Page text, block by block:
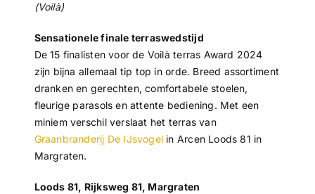
(Voilà)
Sensationele finale terraswedstijd
De 15 finalisten voor de Voilà terras Award 2024
zijn bijna allemaal tip top in orde. Breed assortiment
dranken en gerechten, comfortabele stoelen,
fleurige parasols en attente bediening. Met een
miniem verschil verslaat het terras van
Graanbranderij De IJsvogel in Arcen Loods 81 in
Margraten.
Loods 81, Rijksweg 81, Margraten